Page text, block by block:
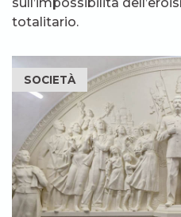
totalitario.
SOCIETÀ